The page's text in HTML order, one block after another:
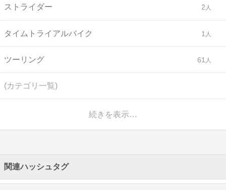
ストライダー 2
タイムトライアルバイク 1
ツーリング 61
(カテゴリ一覧)
続きを表示…
関連ハッシュタグ